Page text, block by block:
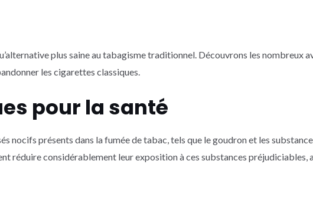
plus saine au tabagisme traditionnel. Découvrons les nombreux
les cigarettes classiques.
pour la santé
nocifs présents dans la fumée de tabac, tels que le goudron et les
réduire considérablement leur exposition à ces substances préjudiciables,